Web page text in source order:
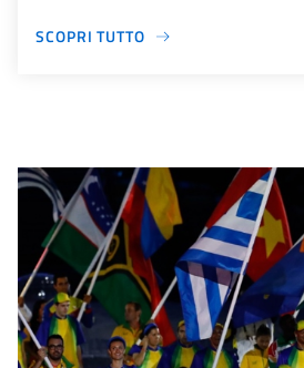
SCOPRI TUTTO